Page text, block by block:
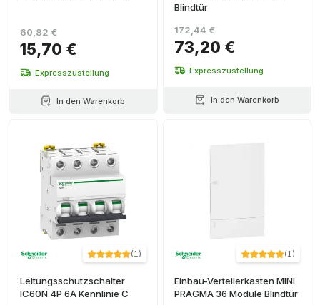
15,70 €
60,82 €
Expresszustellung
In den Warenkorb
Blindtür
73,20 €
172,44 €
Expresszustellung
In den Warenkorb
(1)
Leitungsschutzschalter
IC60N 4P 6A Kennlinie C
(1)
Einbau-Verteilerkasten MINI
PRAGMA 36 Module Blindtür